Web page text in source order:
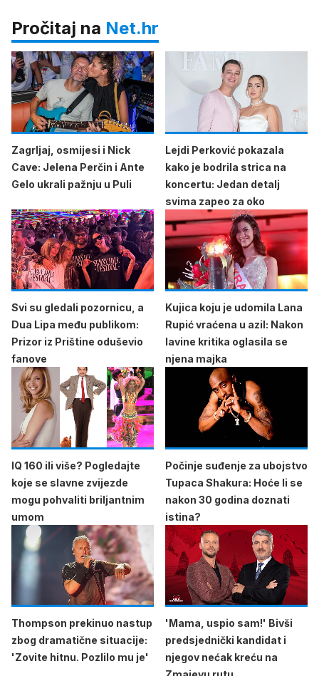
Pročitaj na Net.hr
Zagrljaj, osmijesi i Nick
Cave: Jelena Perčin i Ante
Gelo ukrali pažnju u Puli
Lejdi Perković pokazala
kako je bodrila strica na
koncertu: Jedan detalj
svima zapeo za oko
Svi su gledali pozornicu, a
Dua Lipa među publikom:
Prizor iz Prištine oduševio
fanove
Kujica koju je udomila Lana
Rupić vraćena u azil: Nakon
lavine kritika oglasila se
njena majka
IQ 160 ili više? Pogledajte
koje se slavne zvijezde
mogu pohvaliti briljantnim
umom
Počinje suđenje za ubojstvo
Tupaca Shakura: Hoće li se
nakon 30 godina doznati
istina?
Thompson prekinuo nastup
zbog dramatične situacije:
'Zovite hitnu. Pozlilo mu je'
'Mama, uspio sam!' Bivši
predsjednički kandidat i
njegov nećak kreću na